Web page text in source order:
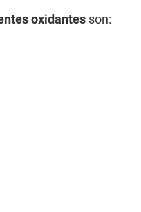
oxidantes son: